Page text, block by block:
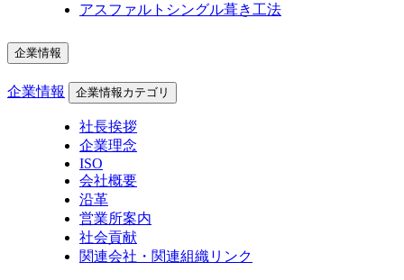
アスファルトシングル葺き工法
企業情報
企業情報 企業情報カテゴリ
社長挨拶
企業理念
ISO
会社概要
沿革
営業所案内
社会貢献
関連会社・関連組織リンク